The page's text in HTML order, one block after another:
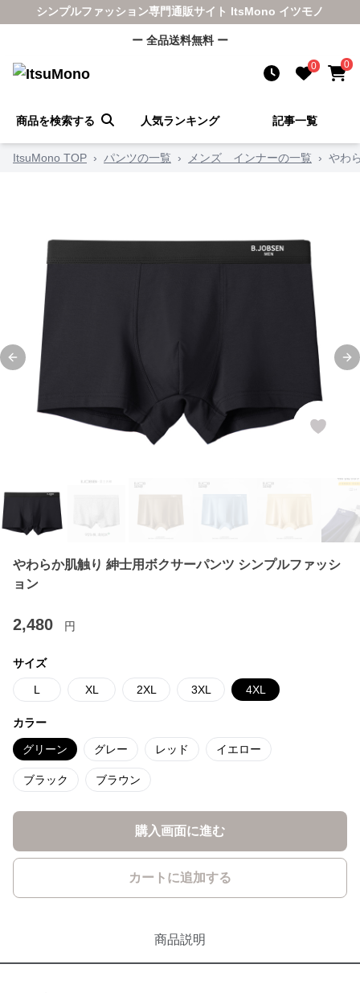
シンプルファッション専門通販サイト ItsMono イツモノ
ー 全品送料無料 ー
0 0
商品を検索する 人気ランキング 記事一覧
ItsuMono TOP › パンツの一覧 › メンズ インナーの一覧 › やわ
Previous slide
やわらか肌触り 紳士用ボクサーパンツ シンプルファッシ
ョン
2,480 円
サイズ
L XL 2XL 3XL 4XL
カラー
グリーン グレー レッド イエロー
ブラック ブラウン
購入画面に進む
カートに追加する
商品説明